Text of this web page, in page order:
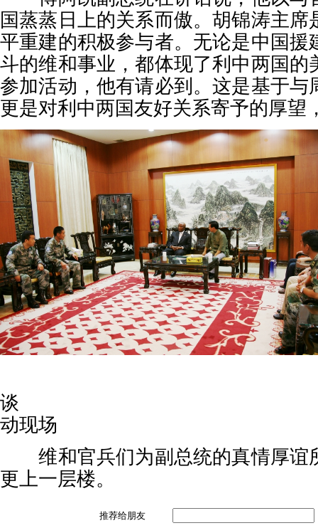
国蒸蒸日上的关系而傲。胡锦涛主
平重建的积极参与者。无论是中国
斗的维和事业，都体现了利中两国
参加活动，他有请必到。这是基于
更是对利中两国友好关系寄予的厚
动现场
维和官兵们为副总统的真情厚谊
更上一层楼。
推荐给朋友